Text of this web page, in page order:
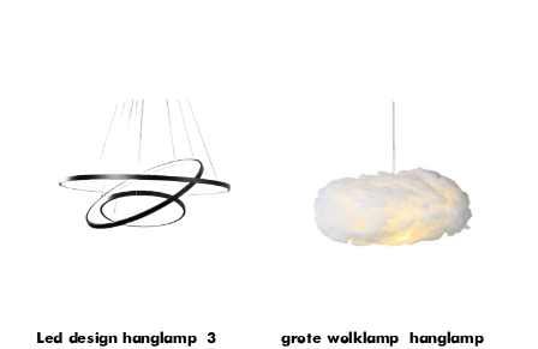
Led design hanglamp – 3
grote wolklamp – hanglamp –